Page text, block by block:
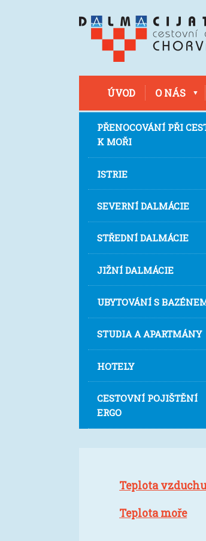
Střední
PŘENOCOVÁNÍ PŘI
K MOŘI
ISTRIE
SEVERNÍ DALMÁCIE
STŘEDNÍ DALMÁCIE
JIŽNÍ DALMÁCIE
UBYTOVÁNÍ S
STUDIA A APARTMÁNY
HOTELY
CESTOVNÍ POJIŠTĚNÍ
ERGO
Teplota
Teplota moře
ÚVOD O NÁS